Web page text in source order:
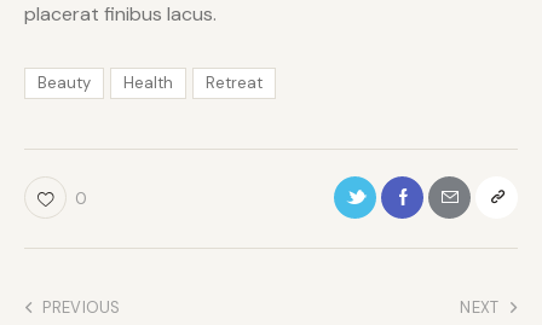
placerat finibus lacus.
Beauty Health Retreat
0
PREVIOUS NEXT